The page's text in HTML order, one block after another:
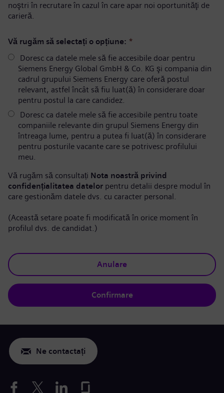
noştri în recrutare în cazul în care apar noi oportunităţi de
carieră.
Vă rugăm să selectați o opțiune: *
Doresc ca datele mele să fie accesibile doar pentru
Siemens Energy Global GmbH & Co. KG şi compania din
cadrul grupului Siemens Energy care oferă postul
relevant, astfel încât să fiu luat(ă) în considerare doar
pentru postul la care candidez.
Doresc ca datele mele să fie accesibile pentru toate
companiile relevante din grupul Siemens Energy din
întreaga lume, pentru a putea fi luat(ă) în considerare
pentru posturile vacante care se potrivesc profilului
meu.
Vă rugăm să consultați Nota noastră privind
confidențialitatea datelor pentru detalii despre modul în
care gestionăm datele dvs. cu caracter personal.
(Această setare poate fi modificată în orice moment în
profilul dvs. de candidat.)
Anulare
Confirmare
Ne contactați